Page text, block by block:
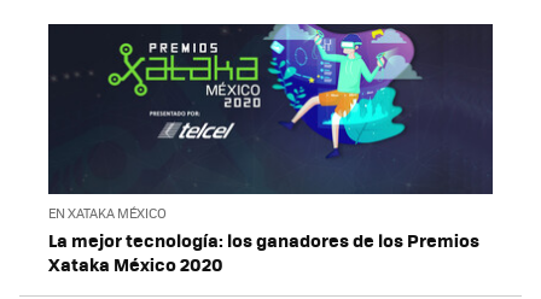
EN XATAKA MÉXICO
La mejor tecnología: los ganadores de los Premios
Xataka México 2020